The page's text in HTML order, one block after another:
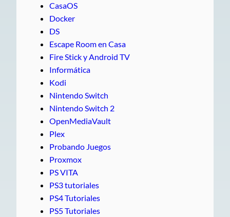
CasaOS
Docker
DS
Escape Room en Casa
Fire Stick y Android TV
Informática
Kodi
Nintendo Switch
Nintendo Switch 2
OpenMediaVault
Plex
Probando Juegos
Proxmox
PS VITA
PS3 tutoriales
PS4 Tutoriales
PS5 Tutoriales